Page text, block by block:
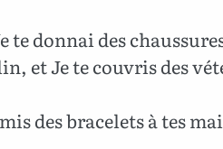
te donnai des
et Je te couvris des
des bracelets à tes